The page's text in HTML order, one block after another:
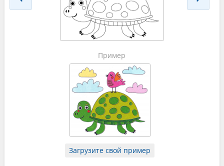
Пример
Загрузите свой пример